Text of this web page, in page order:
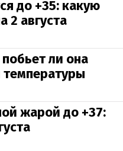
до +35: какую
2 августа
ли она
жарой до +37: